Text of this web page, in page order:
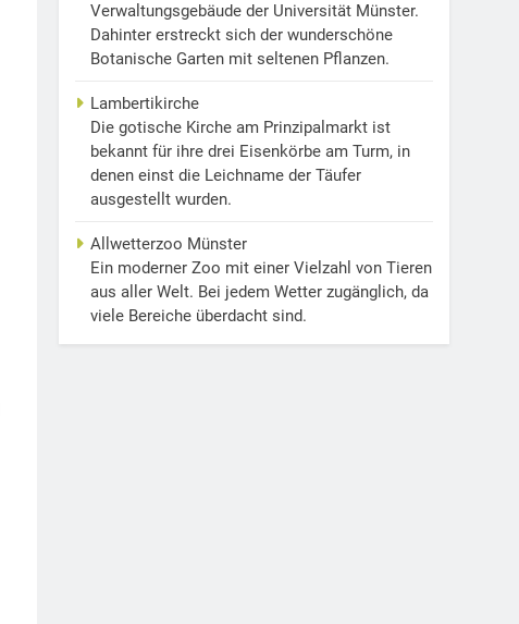
Verwaltungsgebäude der Universität Münster.
Dahinter erstreckt sich der wunderschöne
Botanische Garten mit seltenen Pflanzen.
Lambertikirche
Die gotische Kirche am Prinzipalmarkt ist
bekannt für ihre drei Eisenkörbe am Turm, in
denen einst die Leichname der Täufer
ausgestellt wurden.
Allwetterzoo Münster
Ein moderner Zoo mit einer Vielzahl von Tieren
aus aller Welt. Bei jedem Wetter zugänglich, da
viele Bereiche überdacht sind.